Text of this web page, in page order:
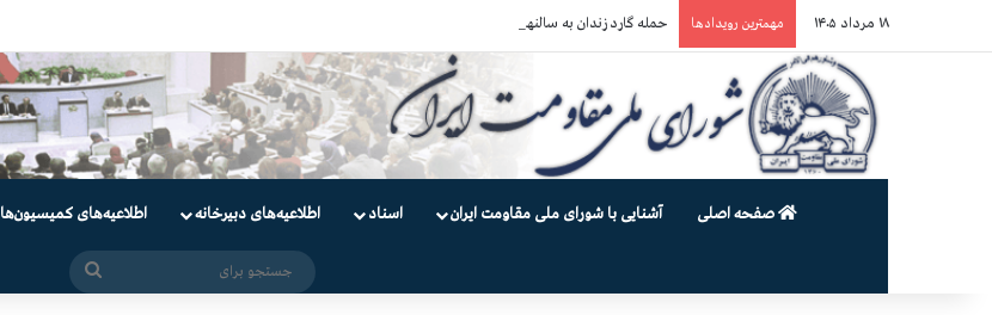
۱۸ مرداد ۱۴۰۵ مهمترین رویدادها حمله گارد زندان به سالنهای ۳ و ۴ بند ۷ اوین و اعمال فشار بر زندانیان سیاسی در شهرهای مختلف
صفحه اصلی آشنایی با شورای ملی مقاومت ایران اسناد اطلاعیه‌های دبیرخانه اطلاعیه‌های کمیسیون‌‌ها